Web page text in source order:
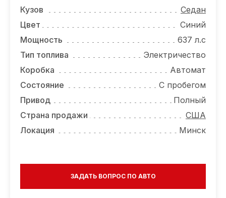
ВАКАНСИИ
О КОМПАНИИ
КОНТАКТЫ
Кузов
Седан
Цвет
Синий
Мощность
637 л.с
Тип топлива
Электричество
Коробка
Автомат
Состояние
С пробегом
Привод
Полный
Страна продажи
США
Локация
Минск
ЗАДАТЬ ВОПРОС ПО АВТО